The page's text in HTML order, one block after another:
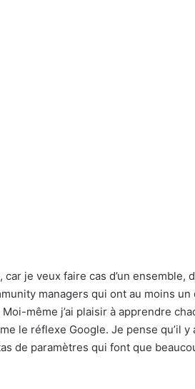
car je veux faire cas d’un ensemble,
managers qui ont au moins
Moi-même j’ai plaisir à apprendre
le réflexe Google. Je pense qu’il
de paramètres qui font que